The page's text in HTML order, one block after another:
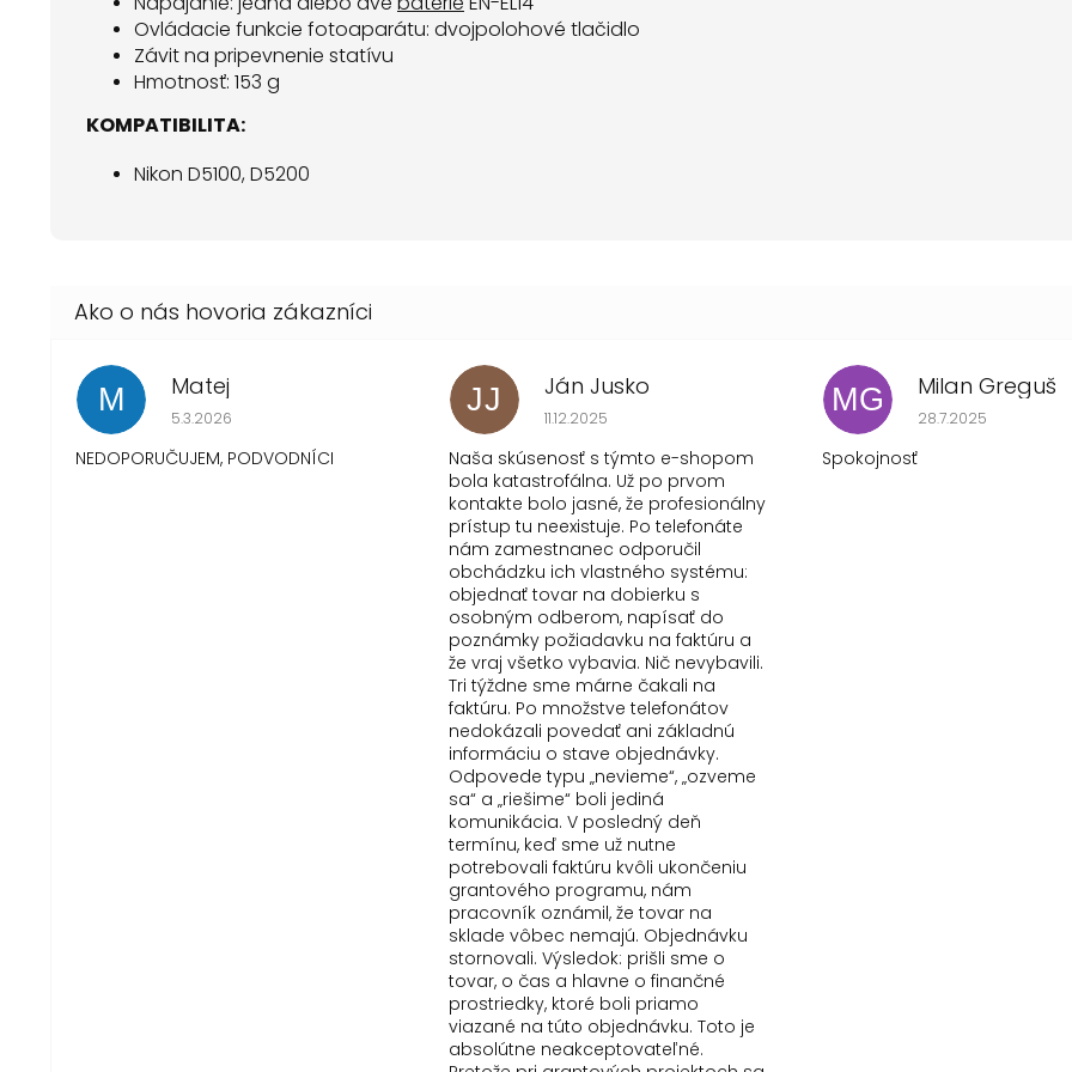
Ovládacie funkcie fotoaparátu: dvojpolohové tlačidlo
Závit na pripevnenie statívu
Hmotnosť: 153 g
KOMPATIBILITA:
Nikon D5100, D5200
M Matej
Hodnotenie obchodu je 1 z 5 hviezdičiek.
5.3.2026
NEDOPORUČUJEM, PODVODNÍCI
JJ Ján Jusko
Hodnotenie obchodu je 1 z 5 hviezdičiek.
11.12.2025
Naša skúsenosť s týmto e-shopom
bola katastrofálna. Už po prvom
kontakte bolo jasné, že profesionálny
prístup tu neexistuje. Po telefonáte
nám zamestnanec odporučil
obchádzku ich vlastného systému:
objednať tovar na dobierku s
osobným odberom, napísať do
poznámky požiadavku na faktúru a
že vraj všetko vybavia. Nič nevybavili.
Tri týždne sme márne čakali na
faktúru. Po množstve telefonátov
nedokázali povedať ani základnú
informáciu o stave objednávky.
Odpovede typu „nevieme“, „ozveme
sa“ a „riešime“ boli jediná
komunikácia. V posledný deň
termínu, keď sme už nutne
potrebovali faktúru kvôli ukončeniu
grantového programu, nám
pracovník oznámil, že tovar na
sklade vôbec nemajú. Objednávku
stornovali. Výsledok: prišli sme o
tovar, o čas a hlavne o finančné
prostriedky, ktoré boli priamo
viazané na túto objednávku. Toto je
absolútne neakceptovateľné.
MG Milan Greguš
Hodnotenie
28.7.2025
Spokojnosť